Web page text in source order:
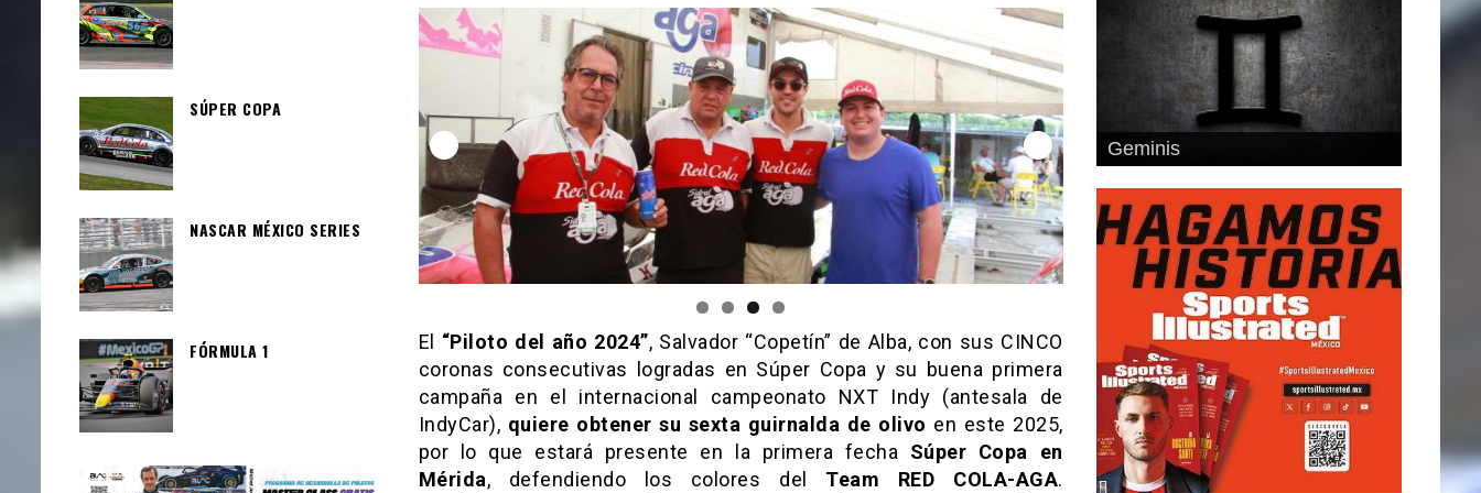
El “Piloto del año 2024”, Salvador “Copetín” de Alba, con sus CINCO
coronas consecutivas logradas en Súper Copa y su buena primera
campaña en el internacional campeonato NXT Indy (antesala de
IndyCar), quiere obtener su sexta guirnalda de olivo en este 2025,
por lo que estará presente en la primera fecha Súper Copa en
Mérida, defendiendo los colores del Team RED COLA-AGA.
SÚPER COPA
NASCAR MÉXICO SERIES
FÓRMULA 1
Geminis